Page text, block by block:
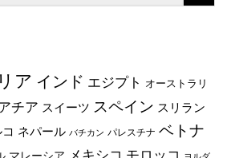
ア インド エジプト オーストラリ
チア スイーツ スペイン スリラン
ネパール バチカン パレスチナ ベトナ